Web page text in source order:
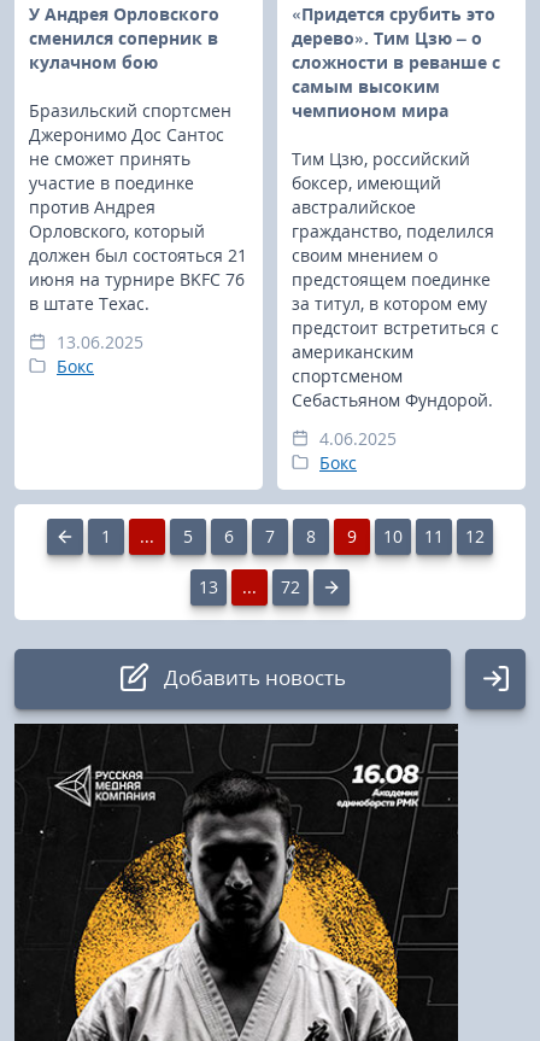
У Андрея Орловского
сменился соперник в
кулачном бою
Бразильский спортсмен
Джеронимо Дос Сантос
не сможет принять
участие в поединке
против Андрея
Орловского, который
должен был состояться 21
июня на турнире BKFC 76
в штате Техас.
13.06.2025
Бокс
«Придется срубить это
дерево». Тим Цзю – о
сложности в реванше с
самым высоким
чемпионом мира
Тим Цзю, российский
боксер, имеющий
австралийское
гражданство, поделился
своим мнением о
предстоящем поединке
за титул, в котором ему
предстоит встретиться с
американским
спортсменом
Себастьяном Фундорой.
4.06.2025
Бокс
1 ... 5 6 7 8 9 10 11 12
13 ... 72
Добавить новость
Авторизация
Логин:
Пароль
Войти